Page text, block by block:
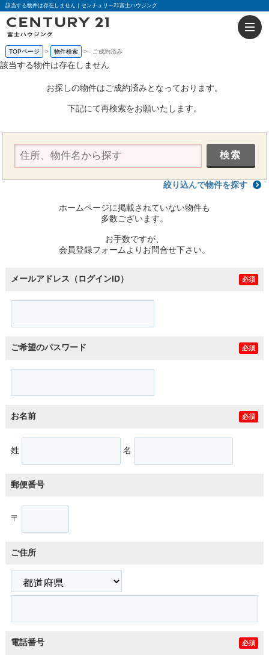
該当する物件は存在しません｜センチュリー21富士ハウジング
TOPページ 物件検索 - ご成約済み
該当する物件は存在しません
お探しの物件はご成約済みとなっております。
下記にて再検索をお願いたします。
絞り込んで物件を探す
ホームページに掲載されていない物件も
多数ございます。
お手数ですが、
会員登録フォームよりお問合せ下さい。
メールアドレス（ログインID） 必須
ご希望のパスワード 必須
お名前 必須
姓 名
郵便番号
〒
ご住所
電話番号 必須